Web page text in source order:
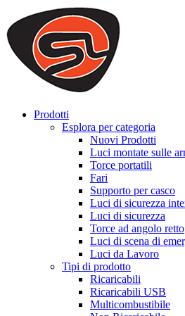
We use cookies to ensure that we
on our website. By continuing to
that cookies are used to help us analyze
to offer you a better experience. To
you can disable cookies, you can access
Prodotti
Esplora per categoria
Nuovi Prodotti
Luci montate sulle
Torce portatili
Fari
Supporto per casco
Luci di sicurezza
Luci di sicurezza
Torce ad angolo retto
Luci di scena di
Luci da Lavoro
Tipi di prodotto
Ricaricabili
Ricaricabili USB
Multicombustibile